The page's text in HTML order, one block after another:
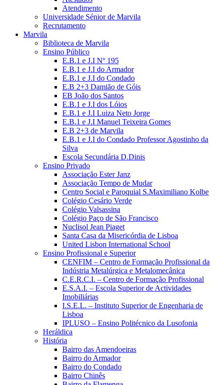
Atendimento
Universidade Sénior de Marvila
Recrutamento
Marvila
Biblioteca de Marvila
Ensino Público
E.B.1 e J.I Nº 195
E.B.1 e J.I do Armador
E.B.1 e J.I do Condado
E.B 2+3 Damião de Góis
EB João dos Santos
E.B.1 e J.I dos Lóios
E.B.1 e J.I Luiza Neto Jorge
E.B.1 e J.I Manuel Teixeira Gomes
E.B 2+3 de Marvila
E.B.1 e J.I do Condado Professor Agostinho da
Silva
Escola Secundária D.Dinis
Ensino Privado
Associação Ester Janz
Associação Tempo de Mudar
Centro Social e Paroquial S.Maximiliano Kolbe
Colégio Cesário Verde
Colégio Valsassina
Colégio Paço de São Francisco
Nuclisol Jean Piaget
Santa Casa da Misericórdia de Lisboa
United Lisbon International School
Ensino Profissional e Superior
CENFIM – Centro de Formação Profissional da
Indústria Metalúrgica e Metalomecânica
C.E.R.C.I. – Centro de Formação Profissional
E.S.A.I. – Escola Superior de Actividades
Imobiliárias
I.S.E.L. – Instituto Superior de Engenharia de
Lisboa
IPLUSO – Ensino Politécnico da Lusofonia
Heráldica
História
Bairro das Amendoeiras
Bairro do Armador
Bairro do Condado
Bairro Chinês